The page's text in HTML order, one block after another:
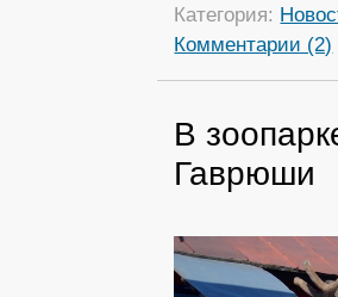
Категория:
Комментарии (2)
В
Гаврюши